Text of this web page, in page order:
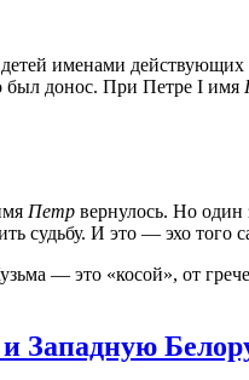
именами
был донос. При Петре I имя
Петр вернулось. Но один
судьбу. И это — эхо того
— это «косой», от
Западную